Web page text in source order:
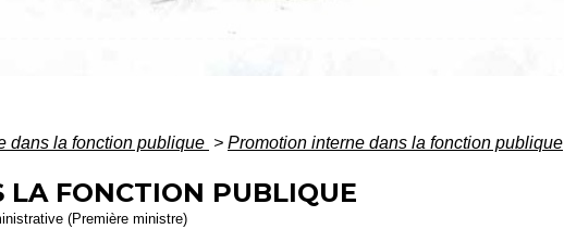
dans la fonction publique > Promotion interne dans la fonction publique
FONCTION PUBLIQUE
(Première ministre)